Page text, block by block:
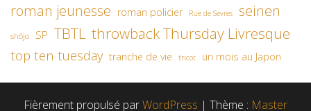
roman jeunesse roman policier Rue de Sevres seinen
shôjo SP TBTL throwback Thursday Livresque
top ten tuesday tranche de vie tricot un mois au Japon
Fièrement propulsé parWordPress | Thème : Master